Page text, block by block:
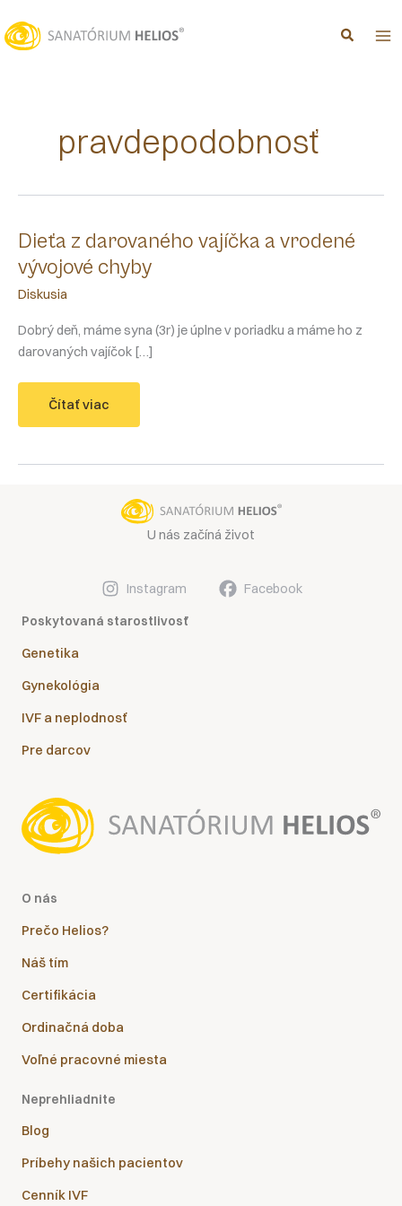
na
obsah
pravdepodobnosť
Dieťa z darovaného vajíčka a vrodené
vývojové chyby
Diskusia
Dobrý deň, máme syna (3r) je úplne v poriadku a máme ho z
darovaných vajíčok […]
Dieťa
darovaného
vrodené
Čítať viac
U nás začíná život
Instagram Facebook
Poskytovaná starostlivosť
Genetika
Gynekológia
IVF a neplodnosť
Pre darcov
O nás
Prečo Helios?
Náš tím
Certifikácia
Ordinačná doba
Voľné pracovné miesta
Neprehliadnite
Blog
Príbehy našich pacientov
Cenník IVF